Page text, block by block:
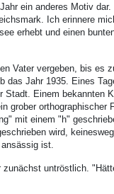
ein anderes Motiv dar.
Ich erinnere
erhebt und einen
Vater vergeben, bis es
das Jahr 1935. Eines
Einem bekannten
grober orthographischer
mit einem "h"
wird,
ansässig ist.
zunächst untröstlich.